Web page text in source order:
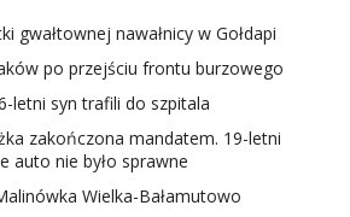
gwałtownej nawałnicy w Gołdapi
po przejściu frontu burzowego
letni syn trafili do szpitala
zakończona mandatem. 19-letni
auto nie było sprawne
Wielka-Bałamutowo